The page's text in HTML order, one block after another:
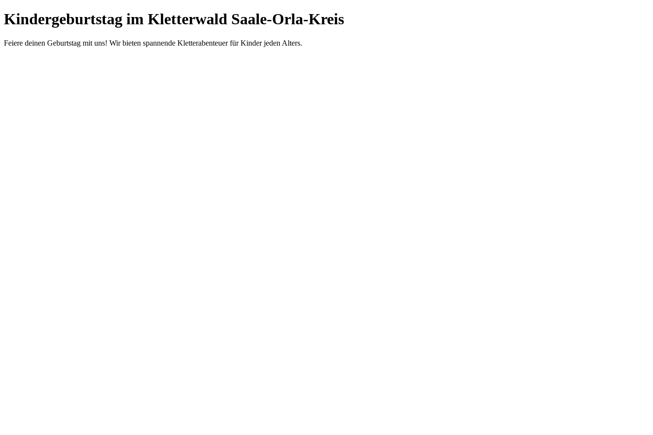
Kindergeburtstag im Kletterwald Saale-Orla-Kreis
Feiere deinen Geburtstag mit uns! Wir bieten spannende Kletterabenteuer für Kinder jeden Alters.